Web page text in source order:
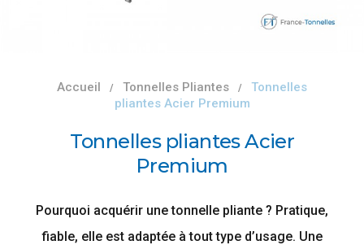
Accueil Tonnelles Pliantes
Tonnelles
pliantes Acier Premium
Tonnelles pliantes Acier
Premium
Pourquoi acquérir une tonnelle pliante ? Pratique,
fiable, elle est adaptée à tout type d’usage. Une